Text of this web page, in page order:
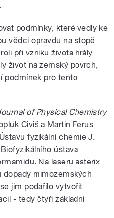
podmínky, které vedly ke
vědci opravdu na stopě
při vzniku života hrály
život na zemský povrch,
podmínek pro tento
of Physical Chemistry
Civiš a Martin Ferus
fyzikální chemie J.
ústava
Na laseru asterix
dopady mimozemských
jim podařilo vytvořit
- tedy čtyři základní